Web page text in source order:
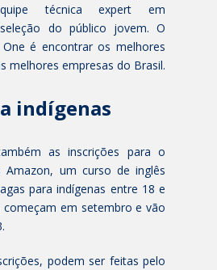
técnica expert em
do público jovem. O
é encontrar os melhores
melhores empresas do Brasil.
indígenas
as inscrições para o
Amazon, um curso de inglês
para indígenas entre 18 e
começam em setembro e vão
podem ser feitas pelo